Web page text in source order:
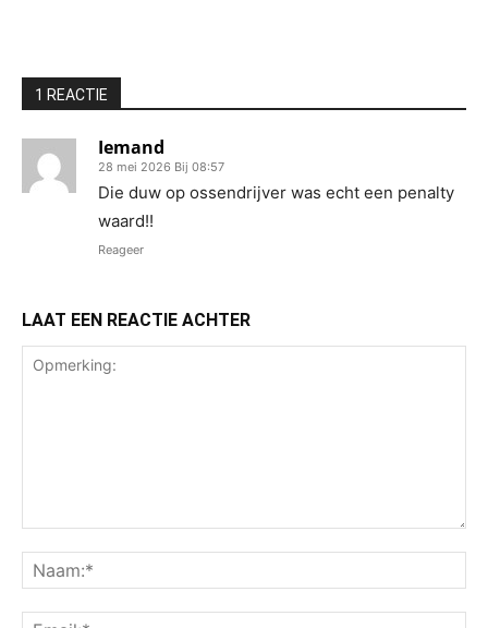
1 REACTIE
Iemand
28 mei 2026 Bij 08:57
Die duw op ossendrijver was echt een penalty
waard!!
Reageer
LAAT EEN REACTIE ACHTER